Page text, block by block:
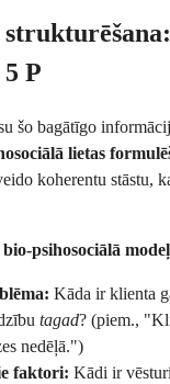
P
šo bagātīgo
lietas
koherentu stāstu,
bio-psihosociālā
Kāda ir klienta
tagad? (piem.,
nedēļā.")
faktori: Kādi ir